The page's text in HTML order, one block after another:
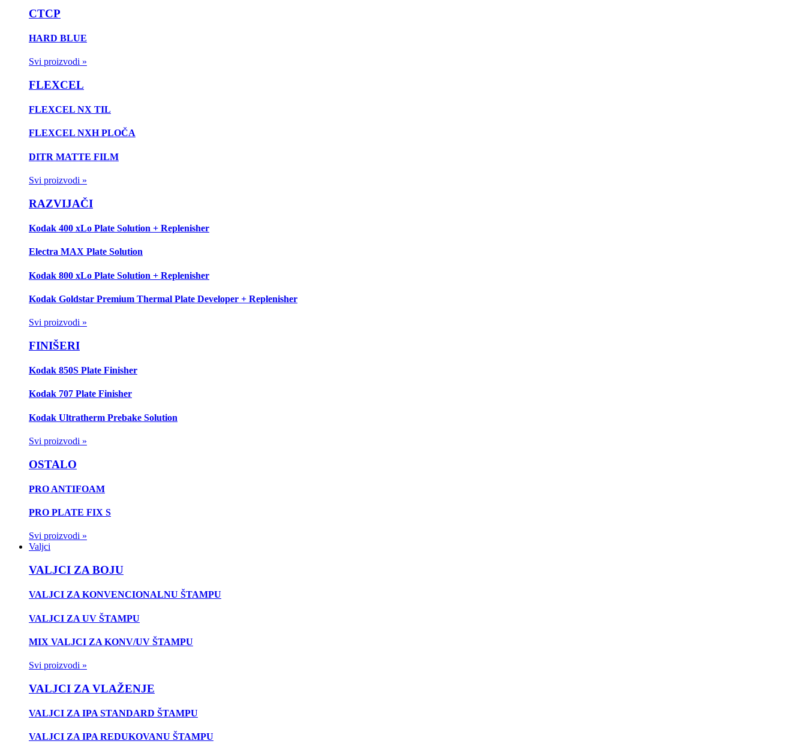
CTCP
HARD BLUE
Svi proizvodi »
FLEXCEL
FLEXCEL NX TIL
FLEXCEL NXH PLOČA
DITR MATTE FILM
Svi proizvodi »
RAZVIJAČI
Kodak 400 xLo Plate Solution + Replenisher
Electra MAX Plate Solution
Kodak 800 xLo Plate Solution + Replenisher
Kodak Goldstar Premium Thermal Plate Developer + Replenisher
Svi proizvodi »
FINIŠERI
Kodak 850S Plate Finisher
Kodak 707 Plate Finisher
Kodak Ultratherm Prebake Solution
Svi proizvodi »
OSTALO
PRO ANTIFOAM
PRO PLATE FIX S
Svi proizvodi »
Valjci
VALJCI ZA BOJU
VALJCI ZA KONVENCIONALNU ŠTAMPU
VALJCI ZA UV ŠTAMPU
MIX VALJCI ZA KONV/UV ŠTAMPU
Svi proizvodi »
VALJCI ZA VLAŽENJE
VALJCI ZA IPA STANDARD ŠTAMPU
VALJCI ZA IPA REDUKOVANU ŠTAMPU